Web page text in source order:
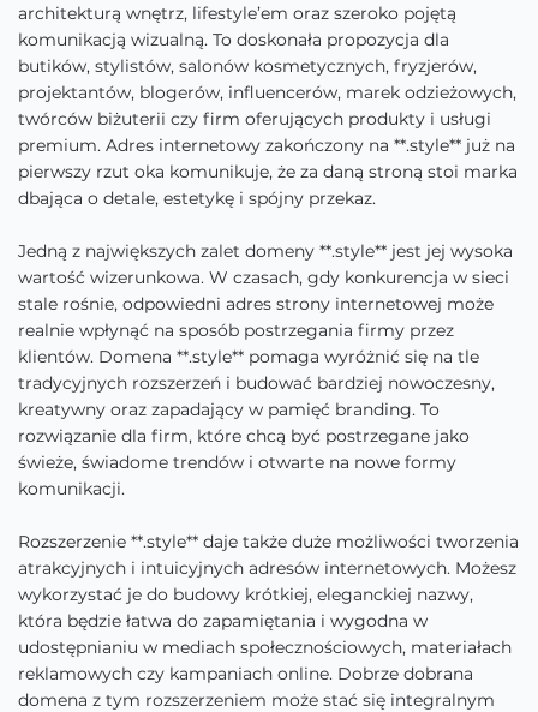
architekturą wnętrz, lifestyle’em oraz szeroko pojętą
komunikacją wizualną. To doskonała propozycja dla
butików, stylistów, salonów kosmetycznych, fryzjerów,
projektantów, blogerów, influencerów, marek odzieżowych,
twórców biżuterii czy firm oferujących produkty i usługi
premium. Adres internetowy zakończony na **.style** już na
pierwszy rzut oka komunikuje, że za daną stroną stoi marka
dbająca o detale, estetykę i spójny przekaz.
Jedną z największych zalet domeny **.style** jest jej wysoka
wartość wizerunkowa. W czasach, gdy konkurencja w sieci
stale rośnie, odpowiedni adres strony internetowej może
realnie wpłynąć na sposób postrzegania firmy przez
klientów. Domena **.style** pomaga wyróżnić się na tle
tradycyjnych rozszerzeń i budować bardziej nowoczesny,
kreatywny oraz zapadający w pamięć branding. To
rozwiązanie dla firm, które chcą być postrzegane jako
świeże, świadome trendów i otwarte na nowe formy
komunikacji.
Rozszerzenie **.style** daje także duże możliwości tworzenia
atrakcyjnych i intuicyjnych adresów internetowych. Możesz
wykorzystać je do budowy krótkiej, eleganckiej nazwy,
która będzie łatwa do zapamiętania i wygodna w
udostępnianiu w mediach społecznościowych, materiałach
reklamowych czy kampaniach online. Dobrze dobrana
domena z tym rozszerzeniem może stać się integralnym